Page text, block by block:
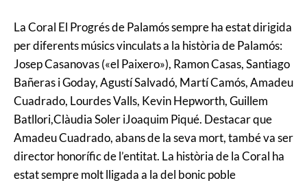
La Coral El Progrés de Palamós sempre ha estat dirigida
per diferents músics vinculats a la història de Palamós:
Josep Casanovas («el Paixero»), Ramon Casas, Santiago
Bañeras i Goday, Agustí Salvadó, Martí Camós, Amadeu
Cuadrado, Lourdes Valls, Kevin Hepworth, Guillem
Batllori,Clàudia Soler iJoaquim Piqué. Destacar que
Amadeu Cuadrado, abans de la seva mort, també va ser
director honorífic de l’entitat. La història de la Coral ha
estat sempre molt lligada a la del bonic poble